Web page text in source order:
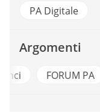
PA Digitale
Argomenti
FORUM PA